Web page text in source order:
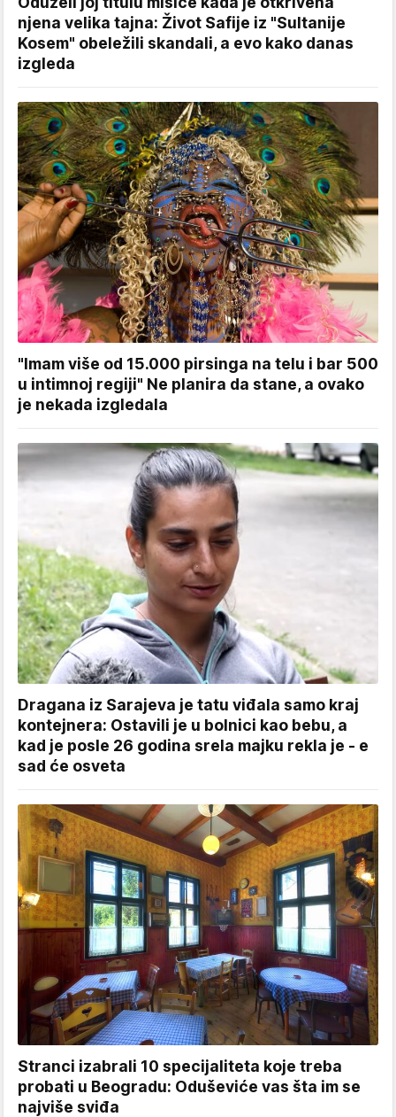
njena velika tajna: Život Safije iz "Sultanije
Kosem" obeležili skandali, a evo kako danas
izgleda
"Imam više od 15.000 pirsinga na telu i bar 500
u intimnoj regiji" Ne planira da stane, a ovako
je nekada izgledala
Dragana iz Sarajeva je tatu viđala samo kraj
kontejnera: Ostavili je u bolnici kao bebu, a
kad je posle 26 godina srela majku rekla je - e
sad će osveta
Stranci izabrali 10 specijaliteta koje treba
probati u Beogradu: Oduševiće vas šta im se
najviše sviđa